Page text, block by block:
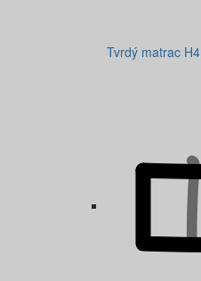
Tvrdý matrac H4